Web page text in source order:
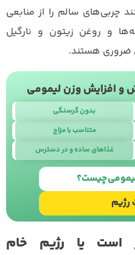
چربی‌های سالم را از منابعی
و روغن زیتون و نارگیل
ضروری هستند.
افزایش وزن لیمومی
بدون گرسنگی
متناسب با مزاج
غذاهای ساده و در دسترس
چیست؟
رژیم
است یا رژیم خام